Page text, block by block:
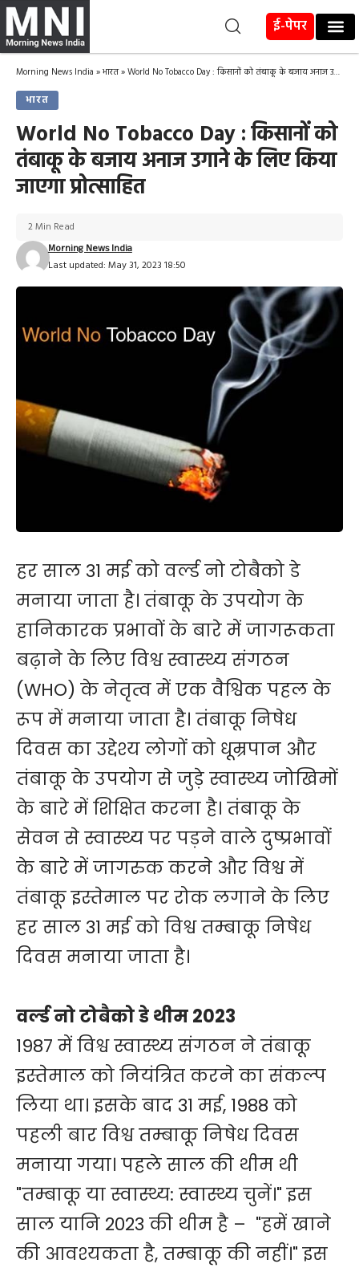
ई-पेपर
Morning News India »भारत»World No Tobacco Day : किसानों को तंबाकू के बजाय अनाज उगाने के लिए किया जाएगा प्रोत्साहित
भारत
World No Tobacco Day : किसानों को
तंबाकू के बजाय अनाज उगाने के लिए किया
जाएगा प्रोत्साहित
Last updated: May 31, 2023 18:50
Morning News India
2 Min Read
हर साल 31 मई को वर्ल्ड नो टोबैको डे
मनाया जाता है। तंबाकू के उपयोग के
हानिकारक प्रभावों के बारे में जागरूकता
बढ़ाने के लिए विश्व स्वास्थ्य संगठन
(WHO) के नेतृत्व में एक वैश्विक पहल के
रूप में मनाया जाता है। तंबाकू निषेध
दिवस का उद्देश्य लोगों को धूम्रपान और
तंबाकू के उपयोग से जुड़े स्वास्थ्य जोखिमों
के बारे में शिक्षित करना है। तंबाकू के
सेवन से स्वास्थ्य पर पड़ने वाले दुष्प्रभावों
के बारे में जागरुक करने और विश्व में
तंबाकू इस्तेमाल पर रोक लगाने के लिए
हर साल 31 मई को विश्व तम्बाकू निषेध
दिवस मनाया जाता है।
वर्ल्ड नो टोबैको डे थीम 2023
1987 में विश्व स्वास्थ्य संगठन ने तंबाकू
इस्तेमाल को नियंत्रित करने का संकल्प
लिया था। इसके बाद 31 मई, 1988 को
पहली बार विश्व तम्बाकू निषेध दिवस
मनाया गया। पहले साल की थीम थी
"तम्बाकू या स्वास्थ्य: स्वास्थ्य चुनें।" इस
साल यानि 2023 की थीम है – "हमें खाने
की आवश्यकता है, तम्बाकू की नहीं।" इस